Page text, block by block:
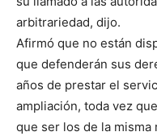
arbitrariedad, dijo.
Afirmó que no están
que defenderán sus
años de prestar el
ampliación, toda vez
que ser los de la misma